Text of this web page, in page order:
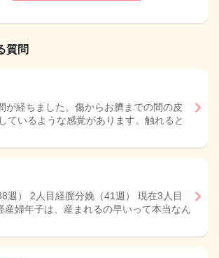
質問
が経ちました。傷からお臍までの間の皮
ているような感覚があります。触れると
週） 2人目経膣分娩（41週） 現在3人目
産婦年子は、産まれるの早いって本当なん